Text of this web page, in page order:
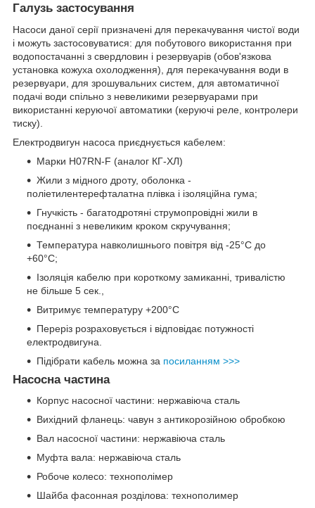
Галузь застосування
Насоси даної серії призначені для перекачування чистої води
і можуть застосовуватися: для побутового використання при
водопостачанні з свердловин і резервуарів (обов'язкова
установка кожуха охолодження), для перекачування води в
резервуари, для зрошувальних систем, для автоматичної
подачі води спільно з невеликими резервуарами при
використанні керуючої автоматики (керуючі реле, контролери
тиску).
Електродвигун насоса приєднується кабелем:
Марки H07RN-F (аналог КГ-ХЛ)
Жили з мідного дроту, оболонка -
поліетилентерефталатна плівка і ізоляційна гума;
Гнучкість - багатодротяні струмопровідні жили в
поєднанні з невеликим кроком скручування;
Температура навколишнього повітря від -25°C до
+60°C;
Ізоляція кабелю при короткому замиканні, тривалістю
не більше 5 сек.,
Витримує температуру +200°C
Переріз розраховується і відповідає потужності
електродвигуна.
Підібрати кабель можна за посиланням >>>
Насосна частина
Корпус насосної частини: нержавіюча сталь
Вихідний фланець: чавун з антикорозійною обробкою
Вал насосної частини: нержавіюча сталь
Муфта вала: нержавіюча сталь
Робоче колесо: технополімер
Шайба фасонная розділова: технополимер